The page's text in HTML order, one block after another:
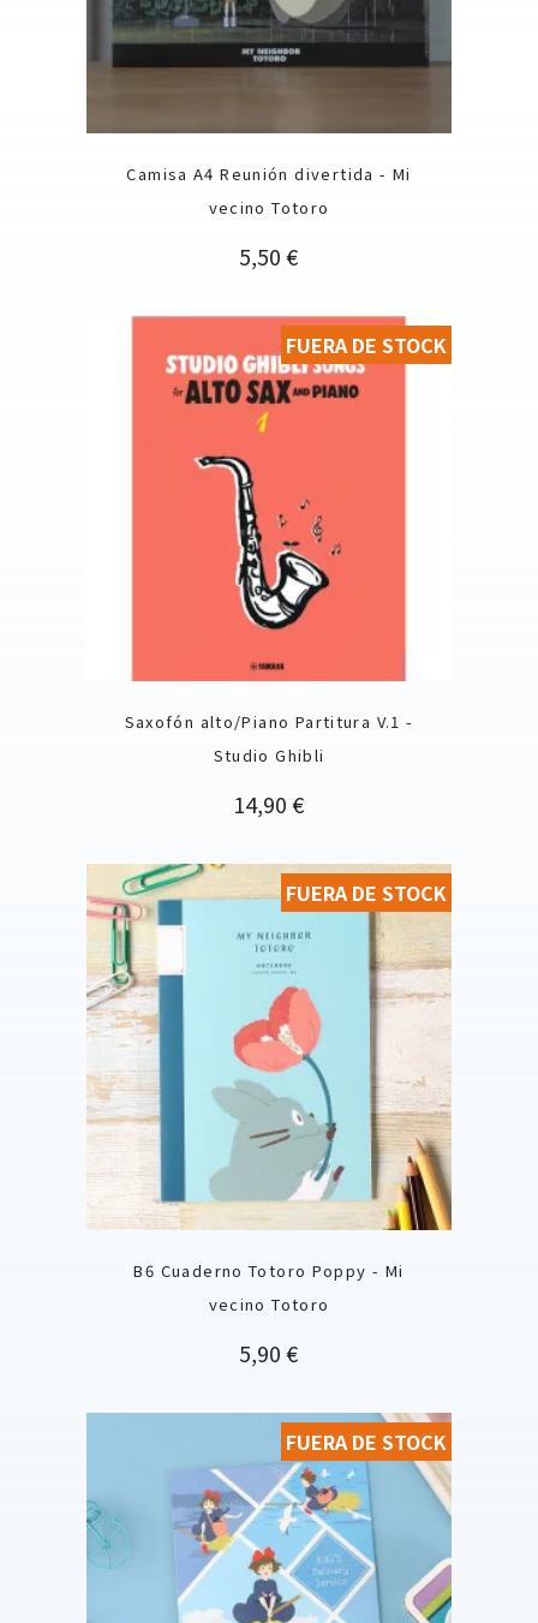
Camisa A4 Reunión divertida - Mi
vecino Totoro
Precio
5,50 €
Saxofón alto/Piano Partitura V.1 -
Studio Ghibli
Precio
14,90 €
FUERA DE STOCK
B6 Cuaderno Totoro Poppy - Mi
vecino Totoro
Precio
5,90 €
FUERA DE STOCK
FUERA DE STOCK